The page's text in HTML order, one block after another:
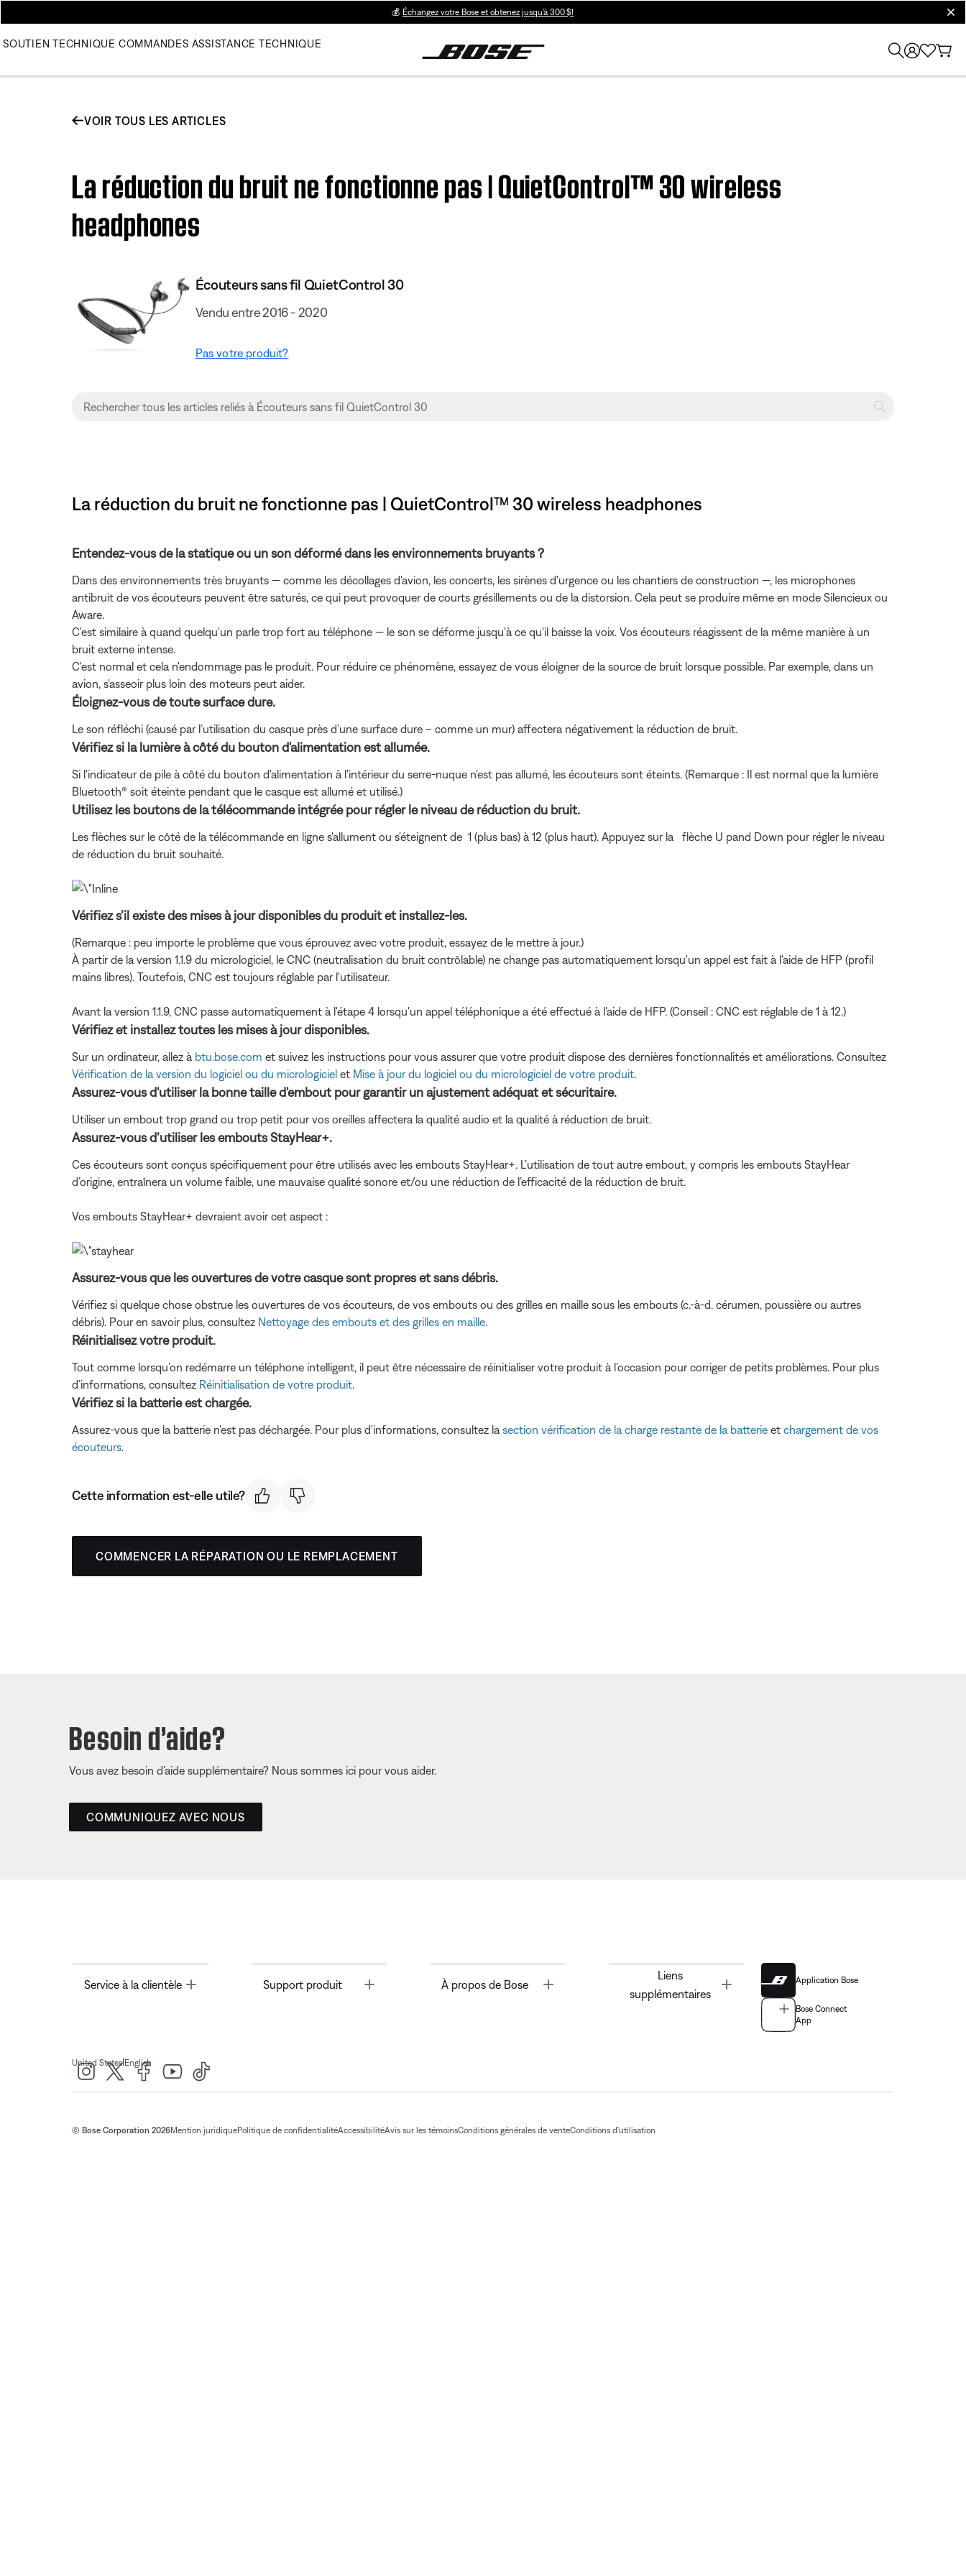
💰 Échangez votre Bose et obtenez jusqu’à 300 $!
SOUTIEN TECHNIQUE COMMANDES ASSISTANCE TECHNIQUE
VOIR TOUS LES ARTICLES
La réduction du bruit ne fonctionne pas | QuietControl™ 30 wireless
headphones
Écouteurs sans fil QuietControl 30
Vendu entre 2016 - 2020
Pas votre produit?
La réduction du bruit ne fonctionne pas | QuietControl™ 30 wireless headphones
Entendez-vous de la statique ou un son déformé dans les environnements bruyants ?
Dans des environnements très bruyants — comme les décollages d'avion, les concerts, les sirènes d'urgence ou les chantiers de construction —, les microphones
antibruit de vos écouteurs peuvent être saturés, ce qui peut provoquer de courts grésillements ou de la distorsion. Cela peut se produire même en mode Silencieux ou
Aware.
C'est similaire à quand quelqu'un parle trop fort au téléphone — le son se déforme jusqu'à ce qu'il baisse la voix. Vos écouteurs réagissent de la même manière à un
bruit externe intense.
C'est normal et cela n'endommage pas le produit. Pour réduire ce phénomène, essayez de vous éloigner de la source de bruit lorsque possible. Par exemple, dans un
avion, s'asseoir plus loin des moteurs peut aider.
Éloignez-vous de toute surface dure.
Le son réfléchi (causé par l’utilisation du casque près d’une surface dure – comme un mur) affectera négativement la réduction de bruit.
Vérifiez si la lumière à côté du bouton d'alimentation est allumée.
Si l'indicateur de pile à côté du bouton d'alimentation à l'intérieur du serre-nuque n'est pas allumé, les écouteurs sont éteints. (Remarque : Il est normal que la lumière
Bluetooth® soit éteinte pendant que le casque est allumé et utilisé.)
Utilisez les boutons de la télécommande intégrée pour régler le niveau de réduction du bruit.
Les flèches sur le côté de la télécommande en ligne s'allument ou s'éteignent de 1 (plus bas) à 12 (plus haut). Appuyez sur la
flèche U pand Down pour régler le niveau
de réduction du bruit souhaité.
Vérifiez s’il existe des mises à jour disponibles du produit et installez-les.
(Remarque : peu importe le problème que vous éprouvez avec votre produit, essayez de le mettre à jour.)
À partir de la version 1.1.9 du micrologiciel, le CNC (neutralisation du bruit contrôlable) ne change pas automatiquement lorsqu'un appel est fait à l'aide de HFP (profil
mains libres). Toutefois, CNC est toujours réglable par l'utilisateur.
Avant la version 1.1.9, CNC passe automatiquement à l'étape 4 lorsqu'un appel téléphonique a été effectué à l'aide de HFP. (Conseil : CNC est réglable de 1 à 12.)
Vérifiez et installez toutes les mises à jour disponibles.
Sur un ordinateur, allez à btu.bose.com et suivez les instructions pour vous assurer que votre produit dispose des dernières fonctionnalités et améliorations. Consultez
Vérification de la version du logiciel ou du micrologiciel et Mise à jour du logiciel ou du micrologiciel de votre produit
Assurez-vous d'utiliser la bonne taille d'embout pour garantir un ajustement adéquat et sécuritaire.
Utiliser un embout trop grand ou trop petit pour vos oreilles affectera la qualité audio et la qualité à réduction de bruit.
Assurez-vous d’utiliser les embouts StayHear+.
Ces écouteurs sont conçus spécifiquement pour être utilisés avec les embouts StayHear+. L’utilisation de tout autre embout, y compris les embouts StayHear
d’origine, entraînera un volume faible, une mauvaise qualité sonore et/ou une réduction de l’efficacité de la réduction de bruit.
Vos embouts StayHear+ devraient avoir cet aspect :
Assurez-vous que les ouvertures de votre casque sont propres et sans débris.
Vérifiez si quelque chose obstrue les ouvertures de vos écouteurs, de vos embouts ou des grilles en maille sous les embouts (c.-à-d. cérumen, poussière ou autres
débris). Pour en savoir plus, consultez Nettoyage des embouts et des grilles en maille
Réinitialisez votre produit.
Tout comme lorsqu’on redémarre un téléphone intelligent, il peut être nécessaire de réinitialiser votre produit à l’occasion pour corriger de petits problèmes. Pour plus
d’informations, consultez Réinitialisation de votre produit
Vérifiez si la batterie est chargée.
Assurez-vous que la batterie n'est pas déchargée. Pour plus d'informations, consultez la section vérification de la charge restante de la batterie et chargement de vos
écouteurs
Cette information est-elle utile?
COMMENCER LA RÉPARATION OU LE REMPLACEMENT
Besoin d’aide?
Vous avez besoin d’aide supplémentaire? Nous sommes ici pour vous aider.
COMMUNIQUEZ AVEC NOUS
Service à la clientèle Toggle Support produit À propos de Bose Toggle
Liens
supplémentaires
Application Bose
Bose Connect
App
United States| English
© Bose Corporation 2026Mention juridiquePolitique de confidentialitéAccessibilitéAvis sur les témoinsConditions générales de venteConditions d'utilisation